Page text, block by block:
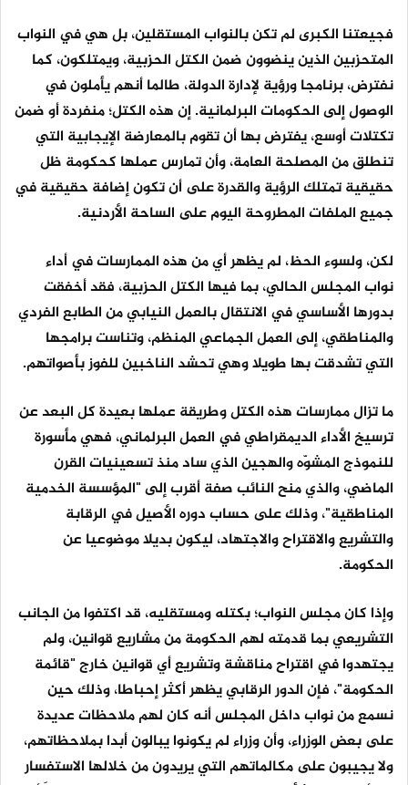
فجيعتنا الكبرى لم تكن بالنواب المستقلين، بل هي في النواب
المتحزبين الذين ينضوون ضمن الكتل الحزبية، ويمتلكون، كما
نفترض، برنامجا ورؤية لإدارة الدولة، طالما أنهم يأملون في
الوصول إلى الحكومات البرلمانية. إن هذه الكتل؛ منفردة أو ضمن
تكتلات أوسع، يفترض بها أن تقوم بالمعارضة الإيجابية التي
تنطلق من المصلحة العامة، وأن تمارس عملها كحكومة ظل
حقيقية تمتلك الرؤية والقدرة على أن تكون إضافة حقيقية في
جميع الملفات المطروحة اليوم على الساحة الأردنية.
لكن، ولسوء الحظ، لم يظهر أي من هذه الممارسات في أداء
نواب المجلس الحالي، بما فيها الكتل الحزبية، فقد أخفقت
بدورها الأساسي في الانتقال بالعمل النيابي من الطابع الفردي
والمناطقي، إلى العمل الجماعي المنظم، وتناست برامجها
التي تشدقت بها طويلا وهي تحشد الناخبين للفوز بأصواتهم.
ما تزال ممارسات هذه الكتل وطريقة عملها بعيدة كل البعد عن
ترسيخ الأداء الديمقراطي في العمل البرلماني، فهي مأسورة
للنموذج المشوّه والهجين الذي ساد منذ تسعينيات القرن
الماضي، والذي منح النائب صفة أقرب إلى "المؤسسة الخدمية
المناطقية"، وذلك على حساب دوره الأصيل في الرقابة
والتشريع والاقتراح والاجتهاد، ليكون بديلا موضوعيا عن
الحكومة.
وإذا كان مجلس النواب؛ بكتله ومستقليه، قد اكتفوا من الجانب
التشريعي بما قدمته لهم الحكومة من مشاريع قوانين، ولم
يجتهدوا في اقتراح مناقشة وتشريع أي قوانين خارج "قائمة
الحكومة"، فإن الدور الرقابي يظهر أكثر إحباطا، وذلك حين
نسمع من نواب داخل المجلس أنه كان لهم ملاحظات عديدة
على بعض الوزراء، وأن وزراء لم يكونوا يبالون أبدا بملاحظاتهم،
ولا يجيبون على مكالماتهم التي يريدون من خلالها الاستفسار